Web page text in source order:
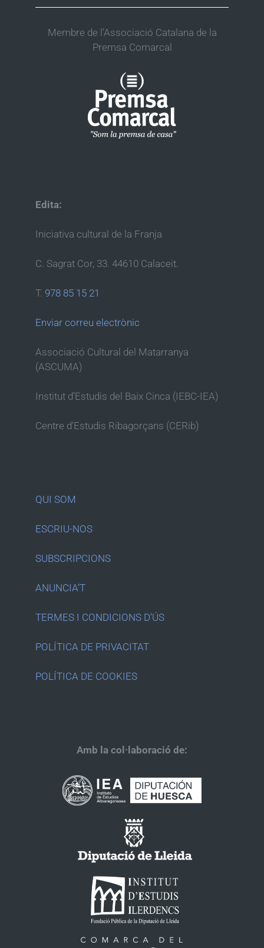
Membre de l’Associació Catalana de la
Premsa Comarcal
Edita:
Iniciativa cultural de la Franja
C. Sagrat Cor, 33. 44610 Calaceit.
T. 978 85 15 21
Enviar correu electrònic
Associació Cultural del Matarranya
(ASCUMA)
Institut d’Estudis del Baix Cinca (IEBC-IEA)
Centre d’Estudis Ribagorçans (CERib)
QUI SOM
ESCRIU-NOS
SUBSCRIPCIONS
ANUNCIA’T
TERMES I CONDICIONS D’ÚS
POLÍTICA DE PRIVACITAT
POLÍTICA DE COOKIES
Amb la col·laboració de: